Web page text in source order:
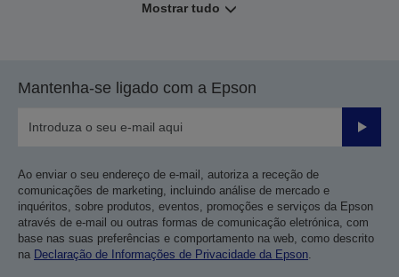
Mostrar tudo
Mantenha-se ligado com a Epson
Enviar
Ao enviar o seu endereço de e-mail, autoriza a receção de
comunicações de marketing, incluindo análise de mercado e
inquéritos, sobre produtos, eventos, promoções e serviços da Epson
através de e-mail ou outras formas de comunicação eletrónica, com
base nas suas preferências e comportamento na web, como descrito
na Declaração de Informações de Privacidade da Epson.